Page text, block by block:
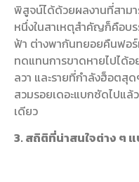
พิสูจน์ได้ด้วยผลงานที่สาม
หนึ่งในสาเหตุสำคัญก็คือบร
ฟ้า ต่างพากันทยอยคืนฟอร์
ทดแทนการขาดหายไปได้
ลวา และรายที่กำลังฮ็อตสุ
สวมรอยเดอะแบกซัดไปแล้
เดียว
3. สถิติที่น่าสนใจต่าง ๆ